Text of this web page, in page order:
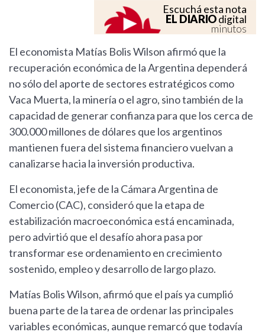
Escuchá esta nota
EL DIARIOdigital
minutos
El economista Matías Bolis Wilson afirmó que la
recuperación económica de la Argentina dependerá
no sólo del aporte de sectores estratégicos como
Vaca Muerta, la minería o el agro, sino también de la
capacidad de generar confianza para que los cerca de
300.000 millones de dólares que los argentinos
mantienen fuera del sistema financiero vuelvan a
canalizarse hacia la inversión productiva.
El economista, jefe de la Cámara Argentina de
Comercio (CAC), consideró que la etapa de
estabilización macroeconómica está encaminada,
pero advirtió que el desafío ahora pasa por
transformar ese ordenamiento en crecimiento
sostenido, empleo y desarrollo de largo plazo.
Matías Bolis Wilson, afirmó que el país ya cumplió
buena parte de la tarea de ordenar las principales
variables económicas, aunque remarcó que todavía